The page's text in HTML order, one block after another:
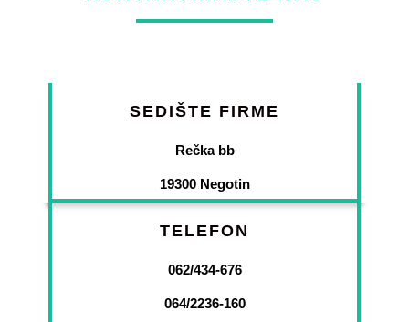
SEDIŠTE FIRME
Rečka bb
19300 Negotin
TELEFON
062/434-676
064/2236-160